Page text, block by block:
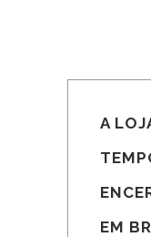
A
EM